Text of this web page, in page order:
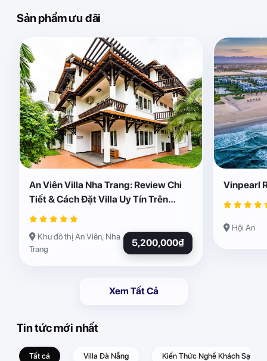
Sản phẩm ưu đãi
An Viên Villa Nha Trang: Review Chi
Tiết & Cách Đặt Villa Uy Tín Trên
Abogo
Khu đô thị An Viên, Nha
Trang
5,200,000₫
Vinpearl
Hội An
Xem Tất Cả
Tin tức mới nhất
Tất cả Villa Đà Nẵng Kiến Thức Nghề Khách Sạn –